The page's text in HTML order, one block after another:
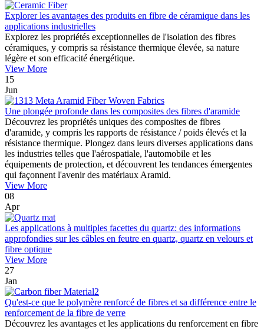
Explorer les avantages des produits en fibre de céramique dans les
applications industrielles
Explorez les propriétés exceptionnelles de l'isolation des fibres
céramiques, y compris sa résistance thermique élevée, sa nature
légère et son efficacité énergétique.
View More
15
Jun
Une plongée profonde dans les composites des fibres d'aramide
Découvrez les propriétés uniques des composites de fibres
d'aramide, y compris les rapports de résistance / poids élevés et la
résistance thermique. Plongez dans leurs diverses applications dans
les industries telles que l'aérospatiale, l'automobile et les
équipements de protection, et découvrent les tendances émergentes
qui façonnent l'avenir des matériaux Aramid.
View More
08
Apr
Les applications à multiples facettes du quartz: des informations
approfondies sur les câbles en feutre en quartz, quartz en velours et
fibre optique
View More
27
Jan
Qu'est-ce que le polymère renforcé de fibres et sa différence entre le
renforcement de la fibre de verre
Découvrez les avantages et les applications du renforcement en fibre